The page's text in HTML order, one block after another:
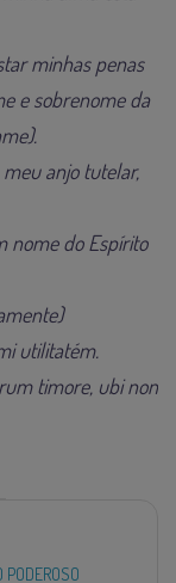
minhas penas
e sobrenome da
meu anjo tutelar,
nome do Espírito
utilitatém.
timore, ubi non